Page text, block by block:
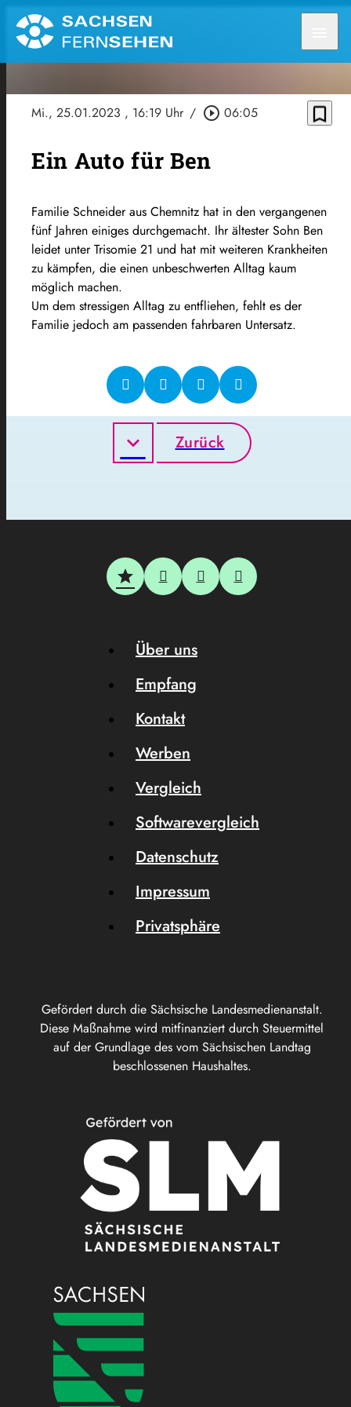
Mi., 25.01.2023 , 16:19 Uhr / play_circle_outline 06:05 bookmark_border
Ein Auto für Ben
Familie Schneider aus Chemnitz hat in den vergangenen
fünf Jahren einiges durchgemacht. Ihr ältester Sohn Ben
leidet unter Trisomie 21 und hat mit weiteren Krankheiten
zu kämpfen, die einen unbeschwerten Alltag kaum
möglich machen.
Um dem stressigen Alltag zu entfliehen, fehlt es der
Familie jedoch am passenden fahrbaren Untersatz.
Zurück
Gefördert durch die Sächsische Landesmedienanstalt.
Diese Maßnahme wird mitfinanziert durch Steuermittel
auf der Grundlage des vom Sächsischen Landtag
beschlossenen Haushaltes.
Über uns
Empfang
Kontakt
Werben
Vergleich
Softwarevergleich
Datenschutz
Impressum
Privatsphäre